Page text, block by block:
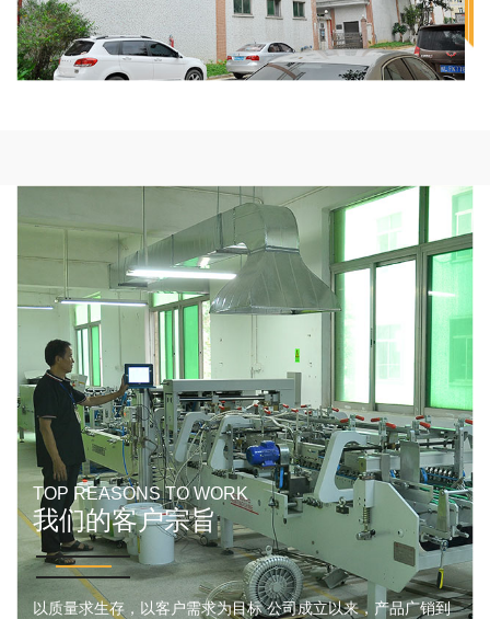
TOP REASONS TO WORK
我们的客户宗旨
以质量求生存，以客户需求为目标 公司成立以来，产品广销到